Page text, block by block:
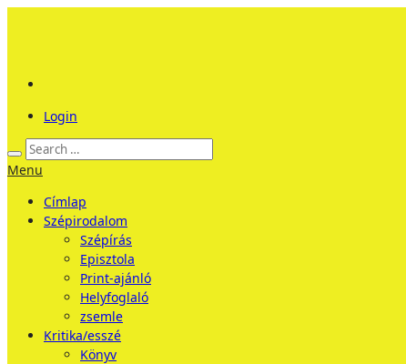
Login
Menu
Címlap
Szépirodalom
Szépírás
Episztola
Print-ajánló
Helyfoglaló
zsemle
Kritika/esszé
Könyv